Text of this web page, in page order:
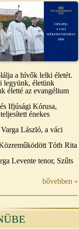
a hívők lelki életét.
legyünk, életünk
életté az evangélium
Ifjúsági Kórusa,
énekes
László, a váci
Tóth Rita
Levente tenor, Szűts
bővebben »